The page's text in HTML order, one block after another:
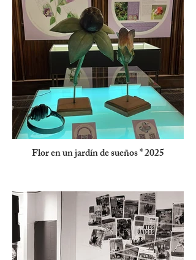
Flor en un jardín de sueños * 2025